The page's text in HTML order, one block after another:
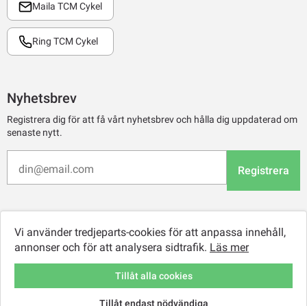
Maila TCM Cykel
Ring TCM Cykel
Nyhetsbrev
Registrera dig för att få vårt nyhetsbrev och hålla dig uppdaterad om
senaste nytt.
Registrera
Vi använder tredjeparts-cookies för att anpassa innehåll,
annonser och för att analysera sidtrafik. Läs mer
Tillåt endast nödvändiga
Tillåt alla cookies